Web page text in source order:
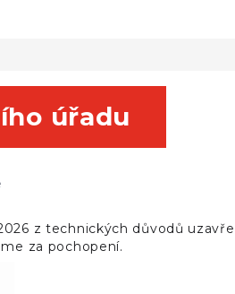
úřadu
z technických důvodů
za pochopení.